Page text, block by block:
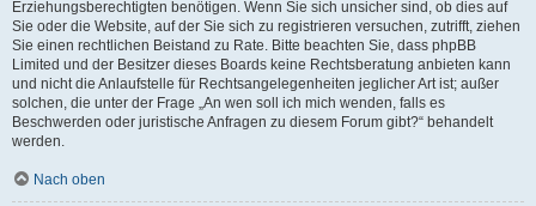
Erziehungsberechtigten benötigen. Wenn Sie sich unsicher sind, ob dies auf
Sie oder die Website, auf der Sie sich zu registrieren versuchen, zutrifft, ziehen
Sie einen rechtlichen Beistand zu Rate. Bitte beachten Sie, dass phpBB
Limited und der Besitzer dieses Boards keine Rechtsberatung anbieten kann
und nicht die Anlaufstelle für Rechtsangelegenheiten jeglicher Art ist; außer
solchen, die unter der Frage „An wen soll ich mich wenden, falls es
Beschwerden oder juristische Anfragen zu diesem Forum gibt?“ behandelt
werden.
Nach oben